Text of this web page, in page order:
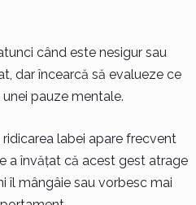
când este nesigur sau
dar încearcă să evalueze ce
pauze mentale.
labei apare frecvent
a învățat că acest gest atrage
îl mângâie sau vorbesc mai